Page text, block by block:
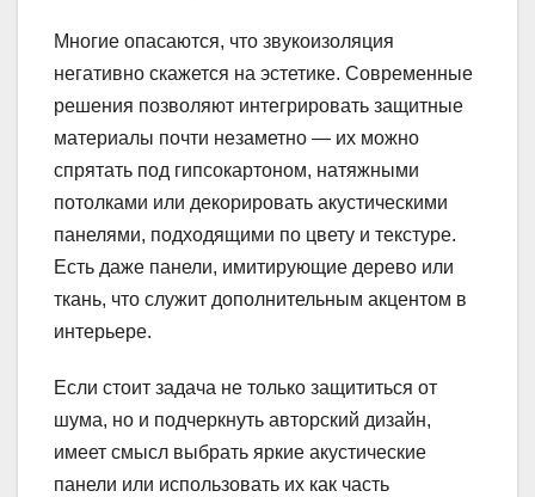
Многие опасаются, что звукоизоляция
негативно скажется на эстетике. Современные
решения позволяют интегрировать защитные
материалы почти незаметно — их можно
спрятать под гипсокартоном, натяжными
потолками или декорировать акустическими
панелями, подходящими по цвету и текстуре.
Есть даже панели, имитирующие дерево или
ткань, что служит дополнительным акцентом в
интерьере.
Если стоит задача не только защититься от
шума, но и подчеркнуть авторский дизайн,
имеет смысл выбрать яркие акустические
панели или использовать их как часть